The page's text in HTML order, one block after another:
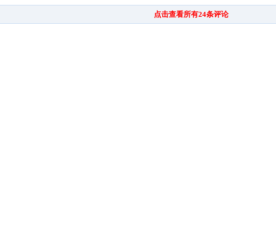
点击查看所有24条评论